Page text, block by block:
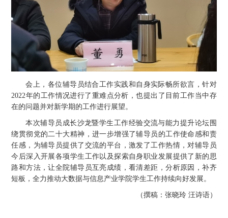
会上，各位辅导员结合工作实践和自身实际畅所欲言，针对
2022年的工作情况进行了重难点分析，也提出了目前工作当中存
在的问题并对新学期的工作进行展望。
本次辅导员成长沙龙暨学生工作经验交流与能力提升论坛围
绕贯彻党的二十大精神，进一步增强了辅导员的工作使命感和责
任感，为辅导员提供了交流的平台，激发了工作热情，对辅导员
今后深入开展各项学生工作以及探索自身职业发展提供了新的思
路和方法，让全院辅导员互亮成绩，看清差距，分析原因，补齐
短板，全力推动大数据与信息产业学院学生工作持续向好发展。
（撰稿：张晓玲 汪诗语）